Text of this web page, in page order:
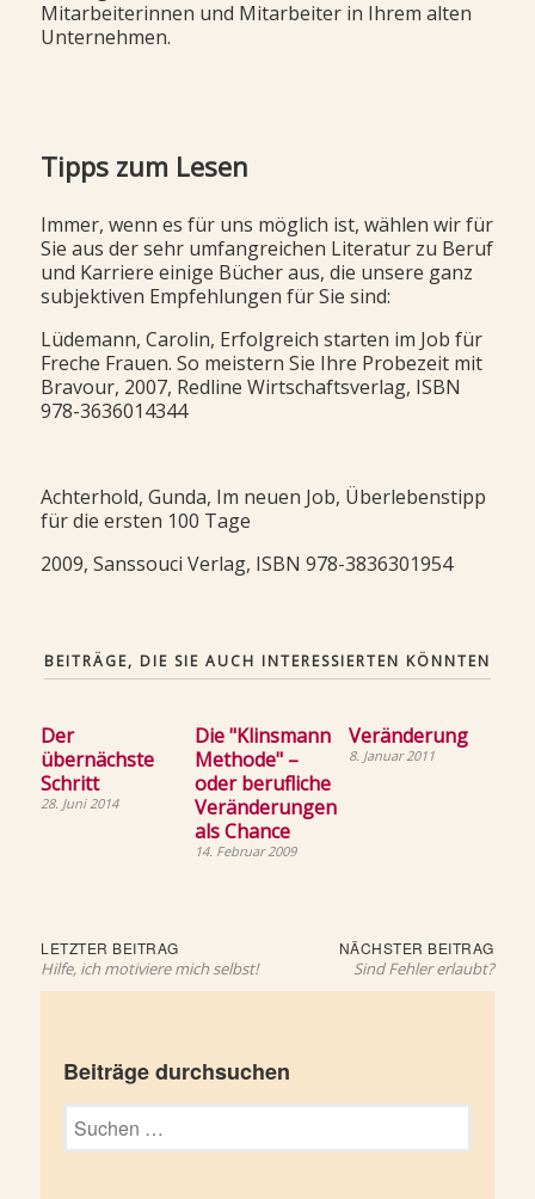
Mitarbeiterinnen und Mitarbeiter in Ihrem alten
Unternehmen.
Tipps zum Lesen
Immer, wenn es für uns möglich ist, wählen wir für
Sie aus der sehr umfangreichen Literatur zu Beruf
und Karriere einige Bücher aus, die unsere ganz
subjektiven Empfehlungen für Sie sind:
Lüdemann, Carolin, Erfolgreich starten im Job für
Freche Frauen. So meistern Sie Ihre Probezeit mit
Bravour, 2007, Redline Wirtschaftsverlag, ISBN
978-3636014344
Achterhold, Gunda, Im neuen Job, Überlebenstipp
für die ersten 100 Tage
2009, Sanssouci Verlag, ISBN 978-3836301954
BEITRÄGE, DIE SIE AUCH INTERESSIERTEN KÖNNTEN
Der
übernächste
Schritt
28. Juni 2014
Die "Klinsmann
Methode" –
oder berufliche
Veränderungen
als Chance
14. Februar 2009
Veränderung
8. Januar 2011
Beitragsnavigation
LETZTER BEITRAGLetzter
Beitrag:
Hilfe, ich motiviere mich selbst!
NÄCHSTER BEITRAG
Sind Fehler erlaubt?
Beiträge durchsuchen
Suchen
nach: